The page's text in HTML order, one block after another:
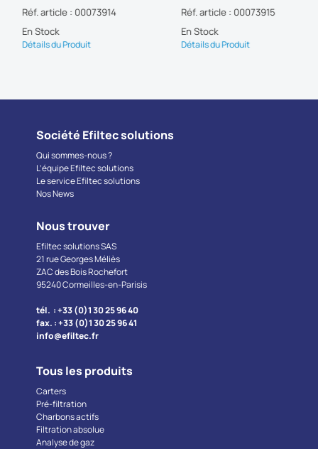
Réf. article : 00073914
En Stock
Détails du Produit
Réf. article : 00073915
En Stock
Détails du Produit
Société Efiltec solutions
Qui sommes-nous ?
L’équipe Efiltec solutions
Le service Efiltec solutions
Nos News
Nous trouver
Efiltec solutions SAS
21 rue Georges Méliès
ZAC des Bois Rochefort
95240 Cormeilles-en-Parisis
tél. : +33 (0)1 30 25 96 40
fax. : +33 (0)1 30 25 96 41
info@efiltec.fr
Tous les produits
Carters
Pré-filtration
Charbons actifs
Filtration absolue
Analyse de gaz